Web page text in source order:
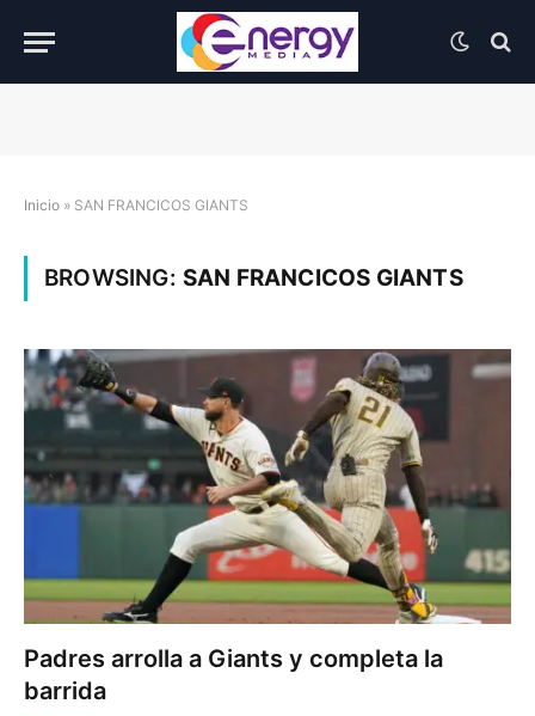
Inicio » SAN FRANCICOS GIANTS
BROWSING: SAN FRANCICOS GIANTS
Padres arrolla a Giants y completa la
barrida